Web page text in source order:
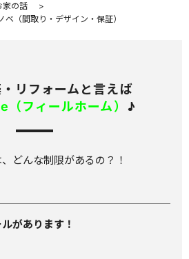
家の話
ベ（間取り・デザイン・保証）
リフォームと言えば
フィールホーム） ♪
どんな制限があるの？！
があります！